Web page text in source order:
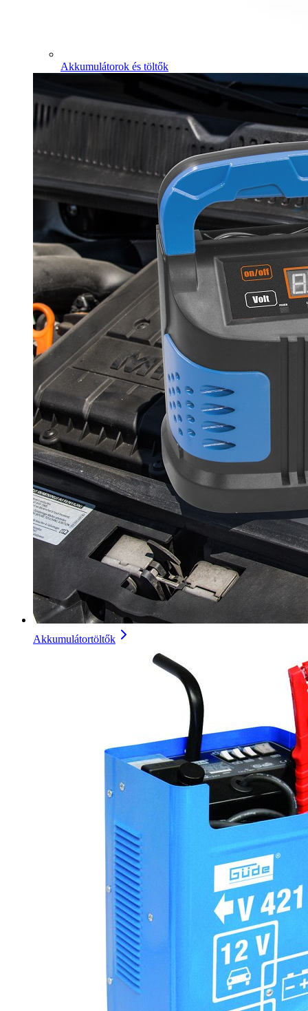
Akkumulátorok és töltők
Akkumulátortöltők